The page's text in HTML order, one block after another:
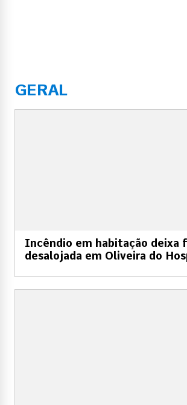
GERAL
Incêndio em habitação deixa
desalojada em Oliveira do